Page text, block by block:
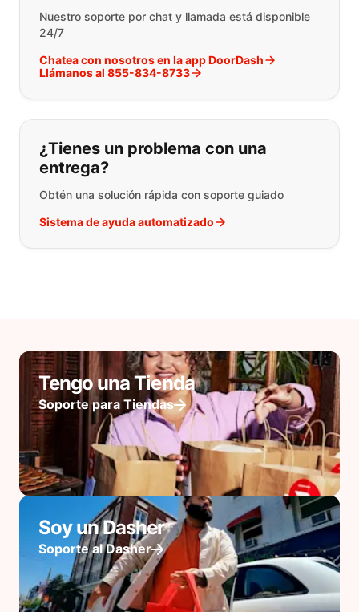
Nuestro soporte por chat y llamada está disponible
24/7
Chatea con nosotros en la app DoorDash
Llámanos al 855-834-8733
¿Tienes un problema con una
entrega?
Obtén una solución rápida con soporte guiado
Sistema de ayuda automatizado
Tengo una Tienda
Soporte para Tiendas
Soy un Dasher
Soporte al Dasher